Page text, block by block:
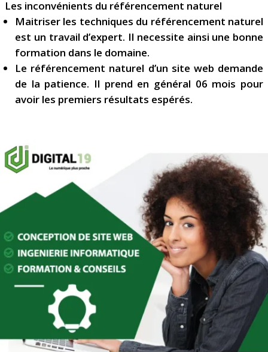
Les inconvénients du référencement naturel
Maitriser les techniques du référencement naturel
est un travail d’expert. Il necessite ainsi une bonne
formation dans le domaine.
Le référencement naturel d’un site web demande
de la patience. Il prend en général 06 mois pour
avoir les premiers résultats espérés.